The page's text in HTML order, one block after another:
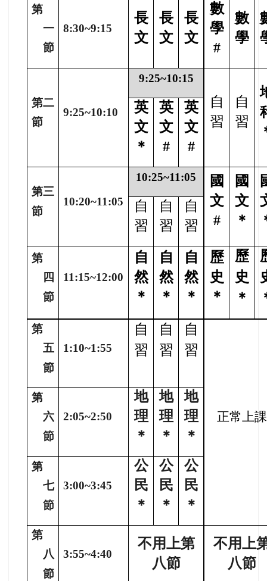
第
一
節
8:30~9:15
長
文
長
文
長
文
數
學
#
數
學
第二
節
9:25~10:10
9:25~10:15
自
習
自
習
英
文
＊
英
文
#
英
文
#
第三
節
10:20~11:05
10:25~11:05
國
文
#
國
文
＊
自
習
自
習
自
習
第
四
節
11:15~12:00
自
然
＊
自
然
＊
自
然
＊
歷
史
＊
歷
史
＊
第
五
節
1:10~1:55
自
習
自
習
自
習
正常上課
第
六
節
2:05~2:50
地
理
＊
地
理
＊
地
理
＊
第
七
節
3:00~3:45
公
民
＊
公
民
＊
公
民
＊
第
八
節
3:55~4:40
不用上第
八節
不用上
八節